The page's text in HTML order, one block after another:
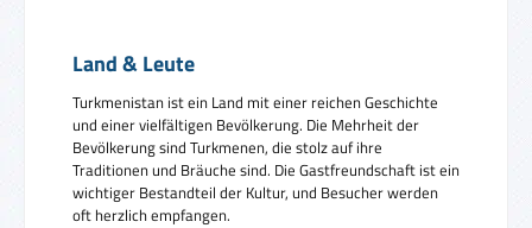
Land & Leute
Turkmenistan ist ein Land mit einer reichen Geschichte
und einer vielfältigen Bevölkerung. Die Mehrheit der
Bevölkerung sind Turkmenen, die stolz auf ihre
Traditionen und Bräuche sind. Die Gastfreundschaft ist ein
wichtiger Bestandteil der Kultur, und Besucher werden
oft herzlich empfangen.